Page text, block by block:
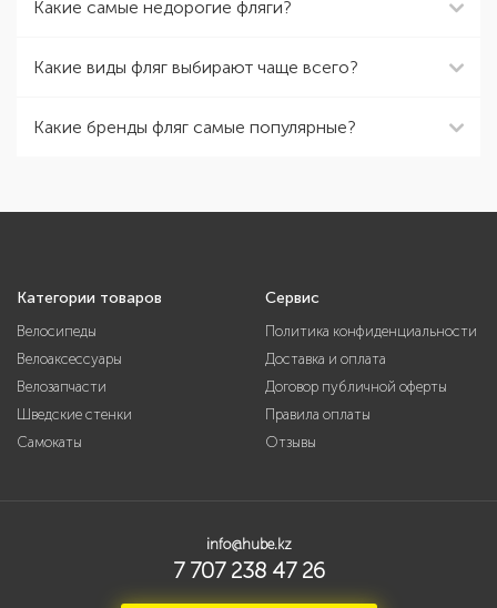
Какие самые недорогие фляги?
Какие виды фляг выбирают чаще всего?
Какие бренды фляг самые популярные?
Категории товаров
Велосипеды
Велоаксессуары
Велозапчасти
Шведские стенки
Самокаты
Сервис
Политика конфиденциальности
Доставка и оплата
Договор публичной оферты
Правила оплаты
Отзывы
info@hube.kz
7 707 238 47 26